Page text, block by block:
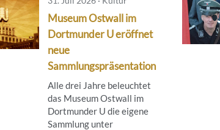
Museum Ostwall im
Dortmunder U eröffnet
neue
Sammlungspräsentation
Alle drei Jahre beleuchtet
das Museum Ostwall im
Dortmunder U die eigene
Sammlung unter